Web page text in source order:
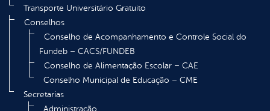
Transporte Universitário Gratuito
Conselhos
Conselho de Acompanhamento e Controle Social do
Fundeb – CACS/FUNDEB
Conselho de Alimentação Escolar – CAE
Conselho Municipal de Educação – CME
Secretarias
Administração